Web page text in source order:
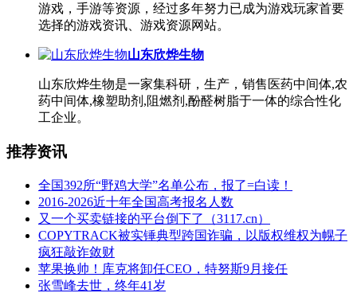
游戏，手游等资源，经过多年努力已成为游戏玩家首要
选择的游戏资讯、游戏资源网站。
山东欣烨生物
山东欣烨生物是一家集科研，生产，销售医药中间体,农
药中间体,橡塑助剂,阻燃剂,酚醛树脂于一体的综合性化
工企业。
推荐资讯
全国392所“野鸡大学”名单公布，报了=白读！
2016-2026近十年全国高考报名人数
又一个买卖链接的平台倒下了（3117.cn）
COPYTRACK被实锤典型跨国诈骗，以版权维权为幌子
疯狂敲诈敛财
苹果换帅！库克将卸任CEO，特努斯9月接任
张雪峰去世，终年41岁